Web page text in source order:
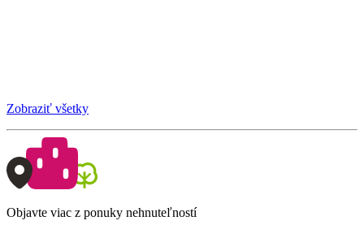
Zobraziť všetky
Objavte viac z ponuky nehnuteľností